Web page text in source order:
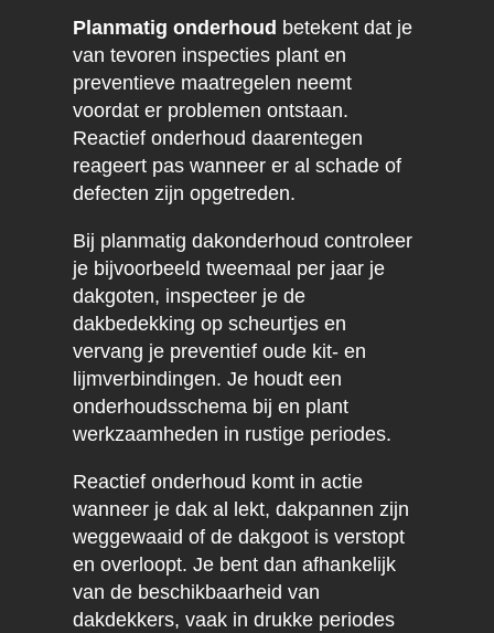
Planmatig onderhoud betekent dat je
van tevoren inspecties plant en
preventieve maatregelen neemt
voordat er problemen ontstaan.
Reactief onderhoud daarentegen
reageert pas wanneer er al schade of
defecten zijn opgetreden.
Bij planmatig dakonderhoud controleer
je bijvoorbeeld tweemaal per jaar je
dakgoten, inspecteer je de
dakbedekking op scheurtjes en
vervang je preventief oude kit- en
lijmverbindingen. Je houdt een
onderhoudsschema bij en plant
werkzaamheden in rustige periodes.
Reactief onderhoud komt in actie
wanneer je dak al lekt, dakpannen zijn
weggewaaid of de dakgoot is verstopt
en overloopt. Je bent dan afhankelijk
van de beschikbaarheid van
dakdekkers, vaak in drukke periodes